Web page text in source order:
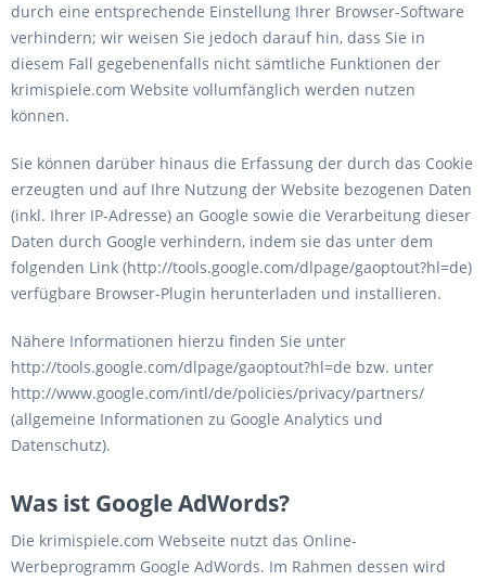
durch eine entsprechende Einstellung Ihrer Browser-Software
verhindern; wir weisen Sie jedoch darauf hin, dass Sie in
diesem Fall gegebenenfalls nicht sämtliche Funktionen der
krimispiele.com Website vollumfänglich werden nutzen
können.
Sie können darüber hinaus die Erfassung der durch das Cookie
erzeugten und auf Ihre Nutzung der Website bezogenen Daten
(inkl. Ihrer IP-Adresse) an Google sowie die Verarbeitung dieser
Daten durch Google verhindern, indem sie das unter dem
folgenden Link (http://tools.google.com/dlpage/gaoptout?hl=de)
verfügbare Browser-Plugin herunterladen und installieren.
Nähere Informationen hierzu finden Sie unter
http://tools.google.com/dlpage/gaoptout?hl=de bzw. unter
http://www.google.com/intl/de/policies/privacy/partners/
(allgemeine Informationen zu Google Analytics und
Datenschutz).
Was ist Google AdWords?
Die krimispiele.com Webseite nutzt das Online-
Werbeprogramm Google AdWords. Im Rahmen dessen wird